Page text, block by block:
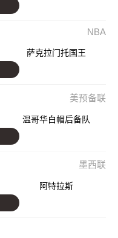
NBA
萨克拉门托国王
美预备联
温哥华白帽后备队
墨西联
阿特拉斯